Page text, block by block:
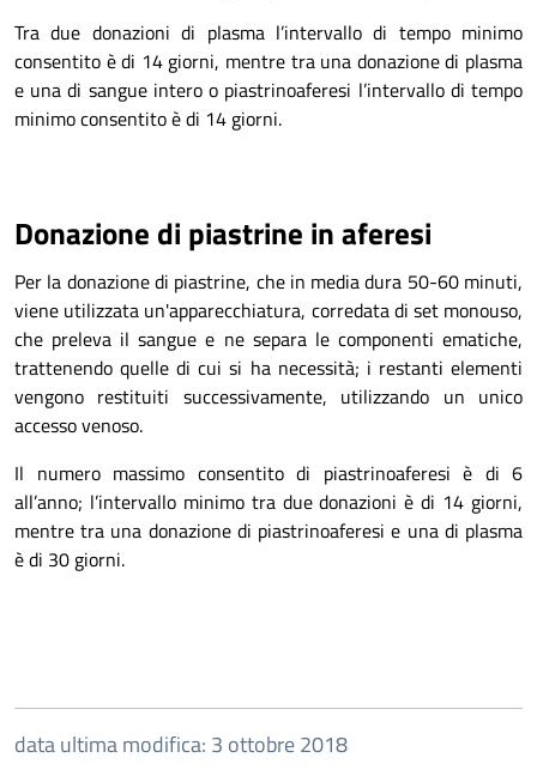
Tra due donazioni di plasma l’intervallo di tempo minimo
consentito è di 14 giorni, mentre tra una donazione di plasma
e una di sangue intero o piastrinoaferesi l’intervallo di tempo
minimo consentito è di 14 giorni.
Donazione di piastrine in aferesi
Per la donazione di piastrine, che in media dura 50-60 minuti,
viene utilizzata un'apparecchiatura, corredata di set monouso,
che preleva il sangue e ne separa le componenti ematiche,
trattenendo quelle di cui si ha necessità; i restanti elementi
vengono restituiti successivamente, utilizzando un unico
accesso venoso.
Il numero massimo consentito di piastrinoaferesi è di 6
all’anno; l’intervallo minimo tra due donazioni è di 14 giorni,
mentre tra una donazione di piastrinoaferesi e una di plasma
è di 30 giorni.
data ultima modifica: 3 ottobre 2018